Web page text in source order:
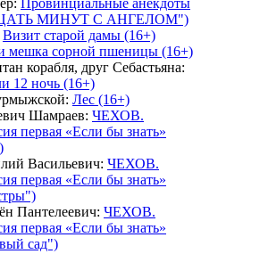
МИНУТ С АНГЕЛОМ")
Визит старой дамы (16+)
мешка сорной пшеницы (16+)
корабля, друг Себастьяна:
12 ночь (16+)
: Лес (16+)
Шамраев: ЧЕХОВ.
первая «Если бы знать»
Васильевич: ЧЕХОВ.
первая «Если бы знать»
Пантелеевич: ЧЕХОВ.
первая «Если бы знать»
сад")